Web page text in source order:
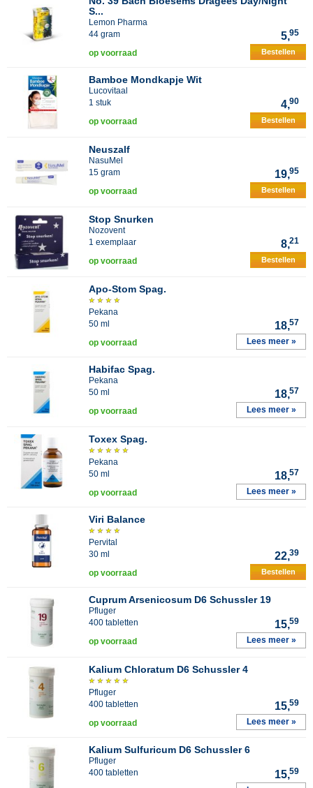
S...
Lemon Pharma
44 gram
5,95
op voorraad Bestellen
Bamboe Mondkapje Wit
Lucovitaal
1 stuk
4,90
op voorraad Bestellen
Neuszalf
NasuMel
15 gram
19,95
op voorraad Bestellen
Stop Snurken
Nozovent
1 exemplaar
8,21
op voorraad Bestellen
Apo-Stom Spag.
Pekana
50 ml
18,57
op voorraad Lees meer »
Habifac Spag.
Pekana
50 ml
18,57
op voorraad Lees meer »
Toxex Spag.
Pekana
50 ml
18,57
op voorraad Lees meer »
Viri Balance
Pervital
30 ml
22,39
op voorraad Bestellen
Cuprum Arsenicosum D6 Schussler 19
Pfluger
400 tabletten
15,59
op voorraad Lees meer »
Kalium Chloratum D6 Schussler 4
Pfluger
400 tabletten
15,59
op voorraad Lees meer »
Kalium Sulfuricum D6 Schussler 6
Pfluger
400 tabletten
15,59